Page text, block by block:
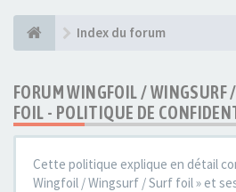
Index du forum
FORUM WINGFOIL / WINGSURF
FOIL - POLITIQUE DE
Cette politique explique en détail
Wingfoil / Wingsurf / Surf foil » et